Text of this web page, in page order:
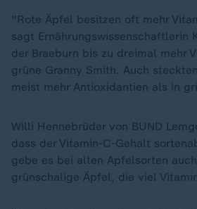
"Rote Äpfel besitzen oft mehr
sagt Ernährungswissenschaftlerin
der Braeburn bis zu dreimal mehr
grüne Granny Smith. Auch
meist mehr Antioxidantien als in
Willi Hennebrüder von BUND
dass der Vitamin-C-Gehalt
gebe es bei alten Apfelsorten
grünschalige Äpfel, die viel